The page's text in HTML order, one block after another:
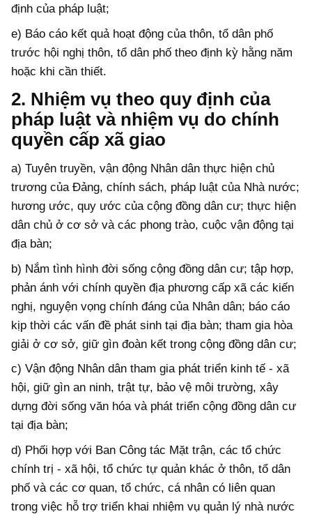
định của pháp luật;
e) Báo cáo kết quả hoạt động của thôn, tổ dân phố
trước hội nghị thôn, tổ dân phố theo định kỳ hằng năm
hoặc khi cần thiết.
2. Nhiệm vụ theo quy định của
pháp luật và nhiệm vụ do chính
quyền cấp xã giao
a) Tuyên truyền, vận động Nhân dân thực hiện chủ
trương của Đảng, chính sách, pháp luật của Nhà nước;
hương ước, quy ước của cộng đồng dân cư; thực hiện
dân chủ ở cơ sở và các phong trào, cuộc vận động tại
địa bàn;
b) Nắm tình hình đời sống cộng đồng dân cư; tập hợp,
phản ánh với chính quyền địa phương cấp xã các kiến
nghị, nguyện vọng chính đáng của Nhân dân; báo cáo
kịp thời các vấn đề phát sinh tại địa bàn; tham gia hòa
giải ở cơ sở, giữ gìn đoàn kết trong cộng đồng dân cư;
c) Vận động Nhân dân tham gia phát triển kinh tế - xã
hội, giữ gìn an ninh, trật tự, bảo vệ môi trường, xây
dựng đời sống văn hóa và phát triển cộng đồng dân cư
tại địa bàn;
d) Phối hợp với Ban Công tác Mặt trận, các tổ chức
chính trị - xã hội, tổ chức tự quản khác ở thôn, tổ dân
phố và các cơ quan, tổ chức, cá nhân có liên quan
trong việc hỗ trợ triển khai nhiệm vụ quản lý nhà nước